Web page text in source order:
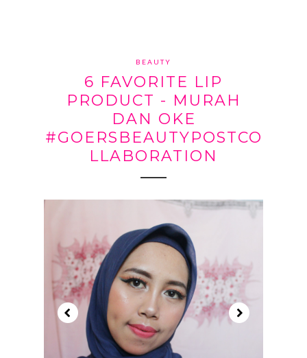
BEAUTY
6 FAVORITE LIP
PRODUCT - MURAH
DAN OKE
#GOERSBEAUTYPOSTCO
LLABORATION